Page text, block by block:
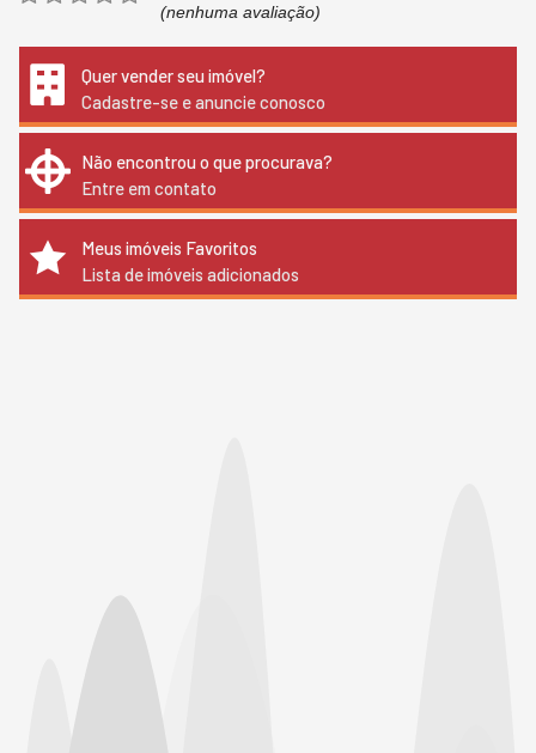
(nenhuma avaliação)
Quer vender seu imóvel?
Cadastre-se e anuncie conosco
Não encontrou o que procurava?
Entre em contato
Meus imóveis Favoritos
Lista de imóveis adicionados